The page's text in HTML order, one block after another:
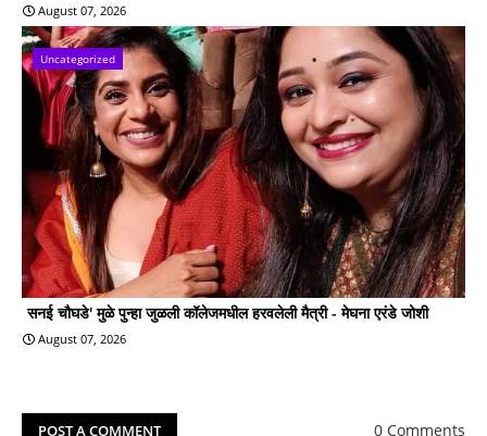
August 07, 2026
Uncategorized
सनई चौघडे' मुळे पुन्हा जुळली कॉलेजमधील हरवलेली मैत्री - मेघना एरंडे जोशी
August 07, 2026
POST A COMMENT 0 Comments